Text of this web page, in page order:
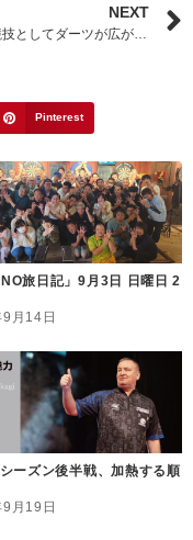
NEXT
No.8 競技としてダーツが広がる方法を考える
Pinterest
NO旅日記」9月3日 日曜日 2
月14日
ーズン後半戦、加熱する順
月19日